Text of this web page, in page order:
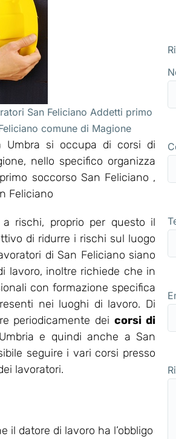
San Feliciano Addetti primo
comune di Magione
Umbra si occupa di corsi di
nello specifico organizza
soccorso San Feliciano ,
Feliciano
a rischi, proprio per questo il
di ridurre i rischi sul luogo
di San Feliciano siano
lavoro, inoltre richiede che in
con formazione specifica
nei luoghi di lavoro. Di
periodicamente deicorsi di
e quindi anche a San
seguire i vari corsi presso
lavoratori.
il datore di lavoro ha l’obbligo